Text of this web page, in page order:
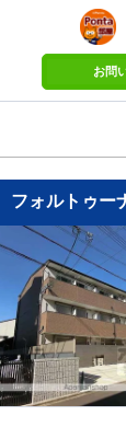
ポンタ
部屋
お問
フォルトゥー